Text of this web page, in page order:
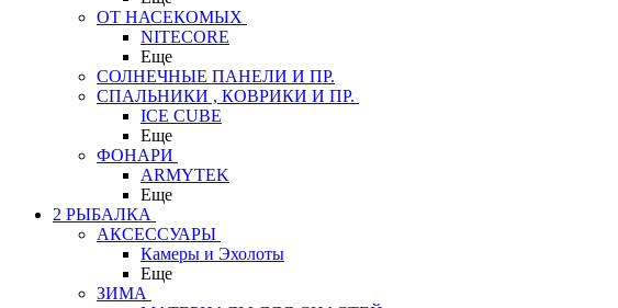
ОТ НАСЕКОМЫХ
NITECORE
Еще
СОЛНЕЧНЫЕ ПАНЕЛИ И ПР.
СПАЛЬНИКИ , КОВРИКИ И ПР.
ICE CUBE
Еще
ФОНАРИ
ARMYTEK
Еще
2 РЫБАЛКА
АКСЕССУАРЫ
Камеры и Эхолоты
Еще
ЗИМА